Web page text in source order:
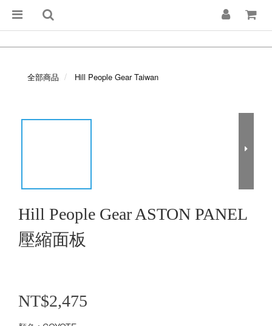
全部商品 Hill People Gear Taiwan
Hill People Gear ASTON PANEL
壓縮面板
NT$2,475